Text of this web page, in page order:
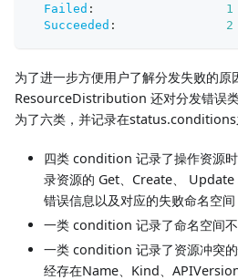
Failed :
1
Succeeded : 2
为了进一步方便用户了解分发失败的原
ResourceDistribution 还对分发错误
为了六类，并记录在status.conditions
四类 condition 记录了操作资源
录资源的 Get、Create、
错误信息以及对应的失败命名空间
一类 condition 记录了命名空间不
一类 condition 记录了资源冲突
经存在Name、Kind、